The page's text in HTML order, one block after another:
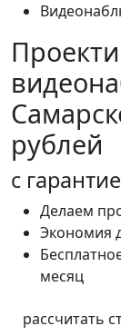
рублей
с
Делаем
Экономия
месяц
рассчитать